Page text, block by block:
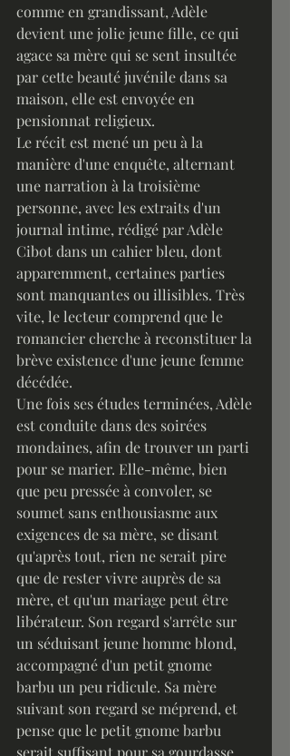
comme en grandissant, Adèle
devient une jolie jeune fille, ce qui
agace sa mère qui se sent insultée
par cette beauté juvénile dans sa
maison, elle est envoyée en
pensionnat religieux.
Le récit est mené un peu à la
manière d'une enquête, alternant
une narration à la troisième
personne, avec les extraits d'un
journal intime, rédigé par Adèle
Cibot dans un cahier bleu, dont
apparemment, certaines parties
sont manquantes ou illisibles. Très
vite, le lecteur comprend que le
romancier cherche à reconstituer la
brève existence d'une jeune femme
décédée.
Une fois ses études terminées, Adèle
est conduite dans des soirées
mondaines, afin de trouver un parti
pour se marier. Elle-même, bien
que peu pressée à convoler, se
soumet sans enthousiasme aux
exigences de sa mère, se disant
qu'après tout, rien ne serait pire
que de rester vivre auprès de sa
mère, et qu'un mariage peut être
libérateur. Son regard s'arrête sur
un séduisant jeune homme blond,
accompagné d'un petit gnome
barbu un peu ridicule. Sa mère
suivant son regard se méprend, et
pense que le petit gnome barbu
serait suffisant pour sa gourdasse